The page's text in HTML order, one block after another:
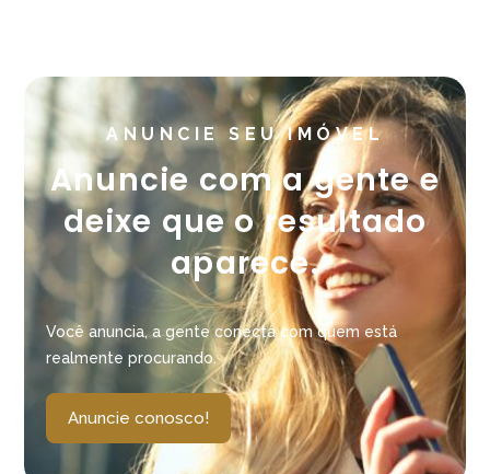
ANUNCIE SEU IMÓVEL
Anuncie com a gente e
deixe que o resultado
aparece.
Você anuncia, a gente conecta com quem está
realmente procurando.
Anuncie conosco!